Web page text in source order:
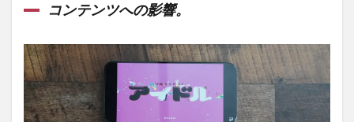
コンテンツへの影響。